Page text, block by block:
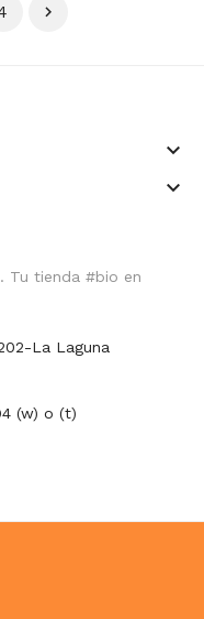

keyboard_arrow_down
keyboard_arrow_down
Tu tienda #bio en
La Laguna
(w) o (t)